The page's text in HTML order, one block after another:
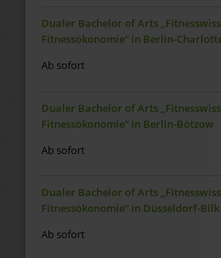
Dualer Bachelor of Arts
Fitnessökonomie“ in Berlin-
Ab sofort
Dualer Bachelor of Arts
Fitnessökonomie“ in Berlin-Bötzow
Ab sofort
Dualer Bachelor of Arts
Fitnessökonomie“ in Düsseldorf-Bilk
Ab sofort